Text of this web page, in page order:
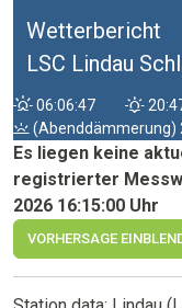
Wetterbericht
LSC Lindau
06:06:47
(Abenddämmerung)
Es liegen keine
registrierter
2026 16:15:00 Uhr
VORHERSAGE